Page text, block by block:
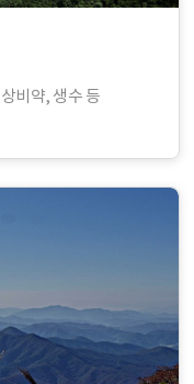
비약, 생수 등